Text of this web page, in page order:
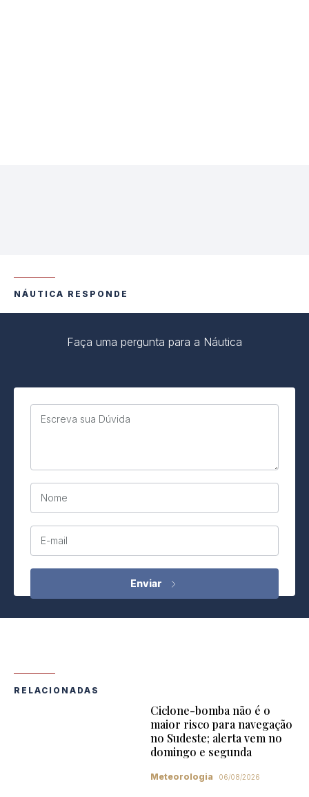
NÁUTICA RESPONDE
Faça uma pergunta para a Náutica
Escreva sua Dúvida
Nome
E-mail
RELACIONADAS
Ciclone-bomba não é o
maior risco para navegação
no Sudeste; alerta vem no
domingo e segunda
Meteorologia 06/08/2026